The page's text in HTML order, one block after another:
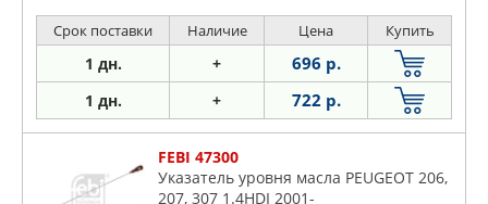
Срок поставки Наличие Цена Купить
1 дн. + 696 р.
1 дн. + 722 р.
FEBI 47300
Указатель уровня масла PEUGEOT 206,
207, 307 1.4HDI 2001-